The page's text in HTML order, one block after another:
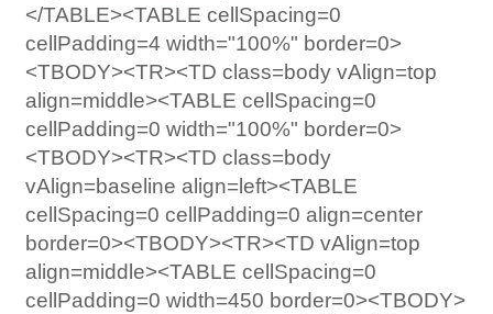
</TABLE><TABLE cellSpacing=0
cellPadding=4 width="100%" border=0>
<TBODY><TR><TD class=body vAlign=top
align=middle><TABLE cellSpacing=0
cellPadding=0 width="100%" border=0>
<TBODY><TR><TD class=body
vAlign=baseline align=left><TABLE
cellSpacing=0 cellPadding=0 align=center
border=0><TBODY><TR><TD vAlign=top
align=middle><TABLE cellSpacing=0
cellPadding=0 width=450 border=0><TBODY>